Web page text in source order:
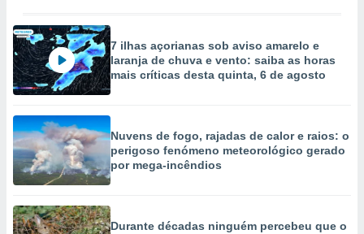
7 ilhas açorianas sob aviso amarelo e
laranja de chuva e vento: saiba as horas
mais críticas desta quinta, 6 de agosto
Nuvens de fogo, rajadas de calor e raios: o
perigoso fenómeno meteorológico gerado
por mega-incêndios
Durante décadas ninguém percebeu que o